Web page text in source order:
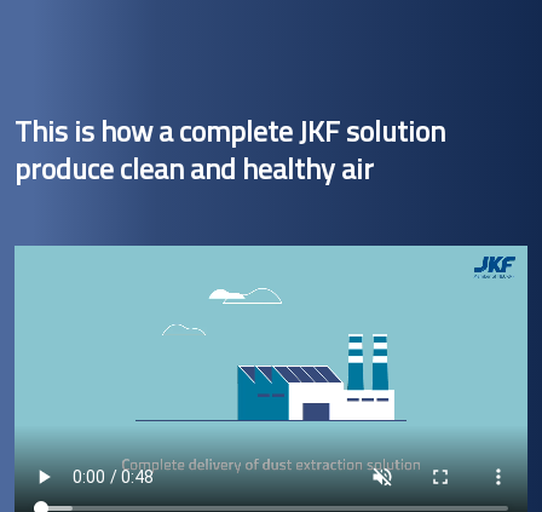
This is how a complete JKF solution
produce clean and healthy air